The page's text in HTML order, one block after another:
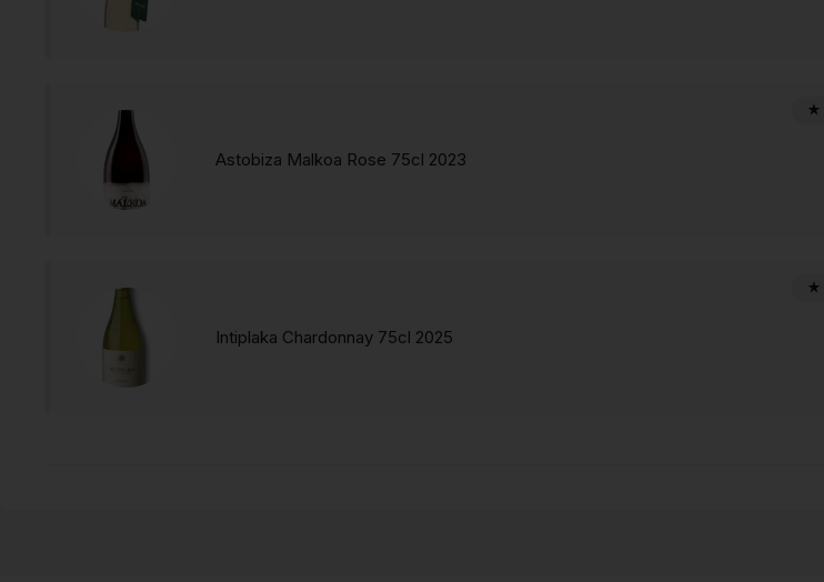
Astobiza Malkoa Rose 75cl 2023
Intiplaka Chardonnay 75cl 2025